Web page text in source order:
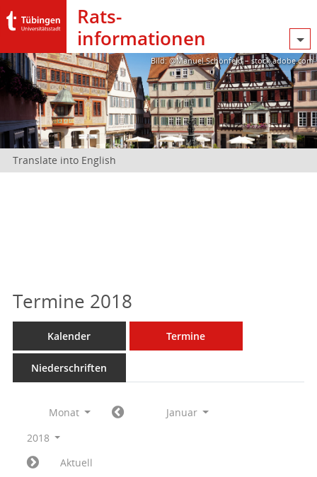
Rats­
informationen
Bild: @Manuel Schönfeld – stock.adobe.com
Translate into English
Termine 2018
Kalender Termine
Niederschriften
Monat
Januar
2018
Aktuell